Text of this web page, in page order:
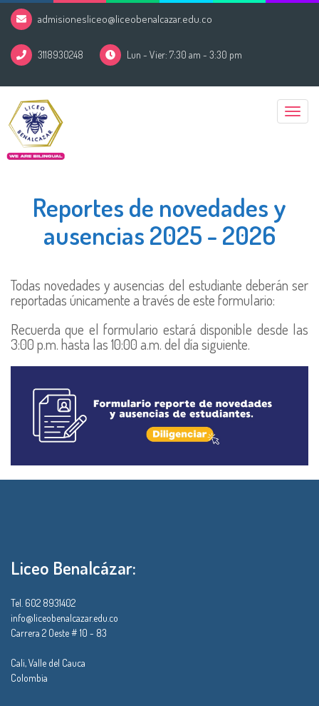
admisionesliceo@liceobenalcazar.edu.co
3118930248 Lun - Vier: 7:30 am - 3:30 pm
Toggle
Reportes de novedades y
ausencias 2025 - 2026
Todas novedades y ausencias del estudiante deberán ser
reportadas únicamente a través de este formulario:
Recuerda que el formulario estará disponible desde las
3:00 p.m. hasta las 10:00 a.m. del día siguiente.
Liceo Benalcázar:
Tel. 602 8931402
info@liceobenalcazar.edu.co
Carrera 2 Oeste # 10 - 83
Cali, Valle del Cauca
Colombia